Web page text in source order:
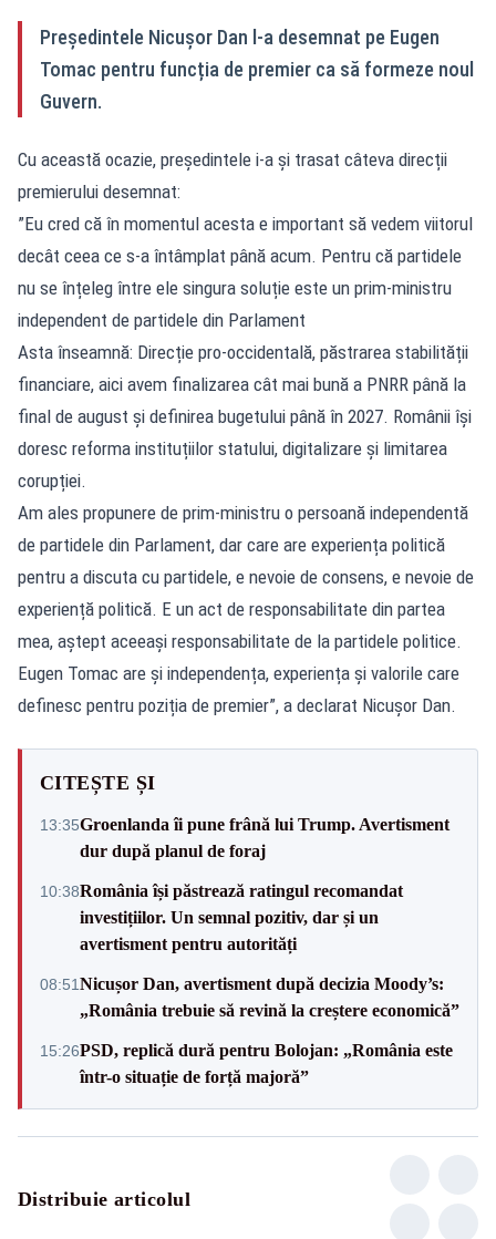
Președintele Nicușor Dan l-a desemnat pe Eugen
Tomac pentru funcția de premier ca să formeze noul
Guvern.
Cu această ocazie, președintele i-a și trasat câteva direcții
premierului desemnat:
”Eu cred că în momentul acesta e important să vedem viitorul
decât ceea ce s-a întâmplat până acum. Pentru că partidele
nu se înțeleg între ele singura soluție este un prim-ministru
independent de partidele din Parlament
Asta înseamnă: Direcție pro-occidentală, păstrarea stabilității
financiare, aici avem finalizarea cât mai bună a PNRR până la
final de august și definirea bugetului până în 2027. Românii își
doresc reforma instituțiilor statului, digitalizare și limitarea
corupției.
Am ales propunere de prim-ministru o persoană independentă
de partidele din Parlament, dar care are experiența politică
pentru a discuta cu partidele, e nevoie de consens, e nevoie de
experiență politică. E un act de responsabilitate din partea
mea, aștept aceeași responsabilitate de la partidele politice.
Eugen Tomac are și independența, experiența și valorile care
definesc pentru poziția de premier”, a declarat Nicușor Dan.
CITEȘTE ȘI
13:35Groenlanda îi pune frână lui Trump. Avertisment
dur după planul de foraj
10:38România își păstrează ratingul recomandat
investițiilor. Un semnal pozitiv, dar și un
avertisment pentru autorități
08:51Nicușor Dan, avertisment după decizia Moody’s:
„România trebuie să revină la creștere economică”
15:26PSD, replică dură pentru Bolojan: „România este
într-o situație de forță majoră”
Distribuie articolul